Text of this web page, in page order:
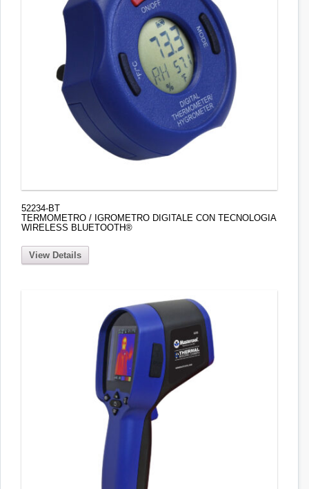
52234-BT
TERMOMETRO / IGROMETRO DIGITALE CON TECNOLOGIA
WIRELESS BLUETOOTH®
View Details